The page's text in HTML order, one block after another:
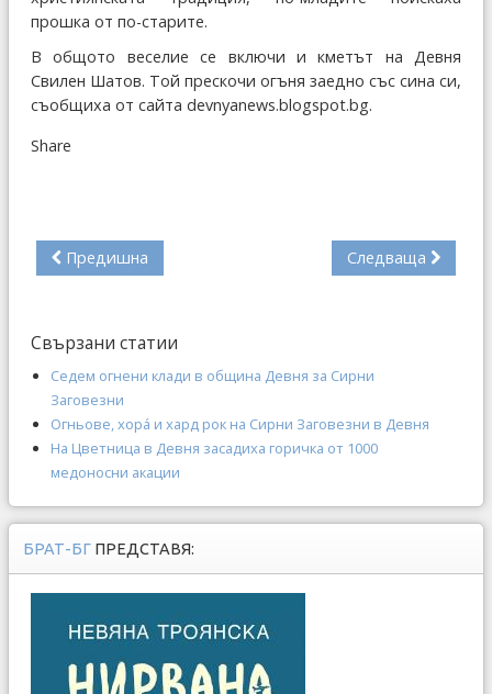
прошка от по-старите.
В общото веселие се включи и кметът на Девня
Свилен Шатов. Той прескочи огъня заедно със сина си,
съобщиха от сайта devnyanews.blogspot.bg.
Share
Предишна Следваща
Свързани статии
Седем огнени клади в община Девня за Сирни
Заговезни
Огньове, хорá и хард рок на Сирни Заговезни в Девня
На Цветница в Девня засадиха горичка от 1000
медоносни акации
БРАТ-БГ ПРЕДСТАВЯ: